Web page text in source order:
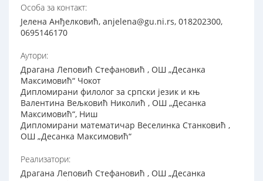
Особа за контакт:
Јелена Анђелковић, anjelena@gu.ni.rs, 018202300,
0695146170
Аутори:
Драгана Леповић Стефановић , ОШ „Десанка
Максимовић“ Чокот
Дипломирани филолог за српски језик и књ
Валентина Вељковић Николић , ОШ „Десанка
Максимовић“, Ниш
Дипломирани математичар Веселинка Станковић ,
ОШ „Десанка Максимовић“
Реализатори:
Драгана Леповић Стефановић , ОШ „Десанка